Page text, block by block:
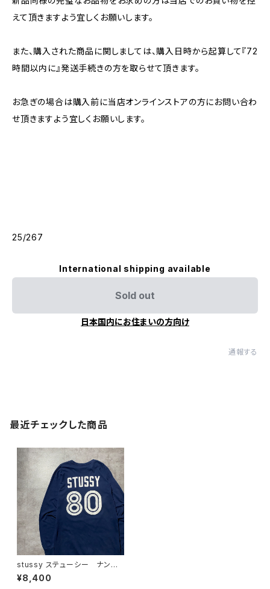
えて頂きますよう宜しくお願いします。
また、購入された商品に関しましては、購入日時から起算して『72
時間以内に』発送手続きの方を取らせて頂きます。
お急ぎの場合は購入前に当店オンラインストアの方にお問い合わ
せ頂きますよう宜しくお願いします。
25/267
International shipping available
Sold out
日本国内にお住まいの方向け
通報する
最近チェックした商品
stussy ステューシー ナンバ
リング バックプリント ネイビ
ー Tシャツ ロンT
¥8,400